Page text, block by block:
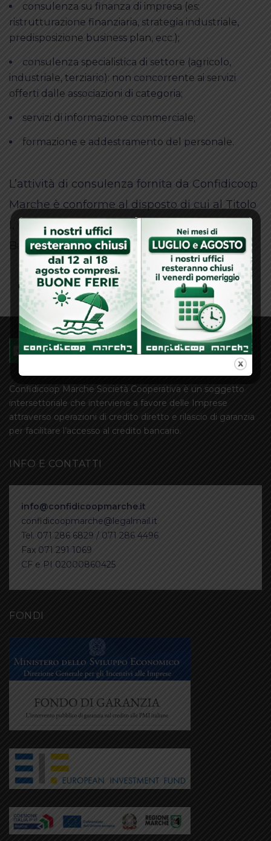
consulenza su finanza di impresa (es:
ristrutturazione finanziaria, strategia industriale,
predisposizione business plan, ecc.);
consulenza specialistica di settore (agricolo,
industriale, terziario): non concorrente ai servizi
offerti dalle associazioni di categoria;
servizi di informazione commerciale;
formazione e addestramento del personale.
L’attività di consulenza fornita da Confidicoop
Marche è conforme al disposto di cui al Titolo
I, Capitolo III, Sezione III della Circolare di
Banca d’Italia n. 288/2015.
Confidicoop Marche Società Cooperativa è un soggetto
intersettoriale che interviene a favore delle Imprese
attraverso operazioni di credito diretto e rilascio di garanzia
per facilitare l’accesso al credito bancario.
INFO E CONTATTI
info@confidicoopmarche.it
confidicoopmarche@legalmail.it
Tel. 071 286 6829 / 071 286 4496
Fax 071 291 1069
CF e PI 02000860425
FONDI